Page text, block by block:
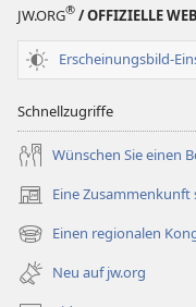
JW.ORG® / OFFIZIELLE
Erscheinungsbild-
Schnellzugriffe
Wünschen Sie einen
Eine Zusammenkunft
(öffnet
neues
Fenster)
Einen regionalen
(öffnet
neues
Fenster)
Neu auf jw.org